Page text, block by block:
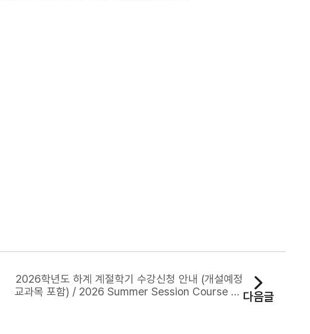
2026학년도 하계 계절학기 수강신청 안내 (개설예정
교과목 포함) / 2026 Summer Session Course Re 다음글